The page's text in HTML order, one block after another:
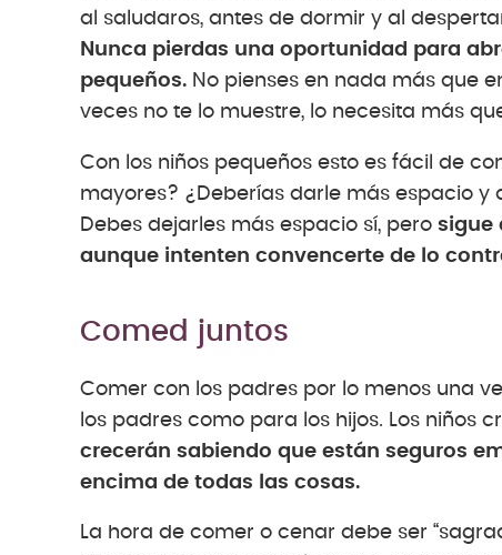
al saludaros, antes de dormir y al
Nunca pierdas una oportunidad para
pequeños. No pienses en nada más que
veces no te lo muestre, lo necesita más
Con los niños pequeños esto es fácil de
mayores? ¿Deberías darle más espacio y
Debes dejarles más espacio sí, pero sigue
aunque intenten convencerte de lo
Comed juntos
Comer con los padres por lo menos una
los padres como para los hijos. Los niños
crecerán sabiendo que están seguros
encima de todas las cosas.
La hora de comer o cenar debe ser